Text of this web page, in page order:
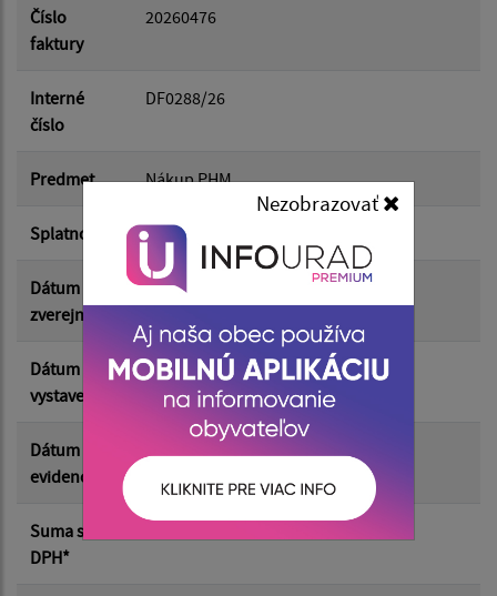
Nezobrazovať
Dátum od:
Dátum do:
Suma od:
Suma do:
Filtrovať Reset
Číslo
faktury
20260476
Interné
číslo
DF0288/26
Predmet Nákup PHM
Splatnosť 10.06.2026
Dátum
zverejnenia
03.06.2026
Dátum
vystavenia
31.05.2026
Dátum
evidencie
02.06.2026
Suma s
DPH*